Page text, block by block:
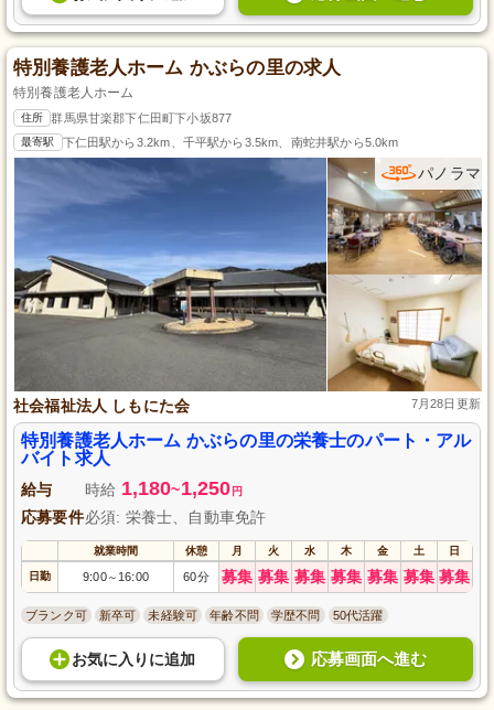
特別養護老人ホーム かぶらの里の求人
特別養護老人ホーム
住所 群馬県甘楽郡下仁田町下小坂877
最寄駅 下仁田駅から3.2km、千平駅から3.5km、南蛇井駅から5.0km
パノラマ
社会福祉法人 しもにた会 7月28日更新
特別養護老人ホーム かぶらの里の栄養士のパート・アル
バイト求人
給与 時給 1,180~1,250 円
応募要件必須: 栄養士、自動車免許
就業時間 休憩 月 火 水 木 金 土 日
日勤 9:00～ 16:00 60分 募集 募集 募集 募集 募集 募集 募集
ブランク可 新卒可 未経験可 年齢不問 学歴不問 50代活躍
お気に入り に追加 応募画面へ進む